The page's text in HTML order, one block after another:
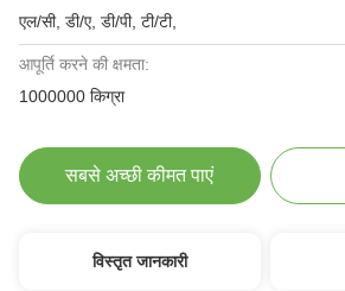
एल/सी, डी/ए, डी/पी, टी/टी,
आपूर्ति करने की क्षमता:
1000000 किग्रा
सबसे अच्छी कीमत पाएं
विस्तृत जानकारी